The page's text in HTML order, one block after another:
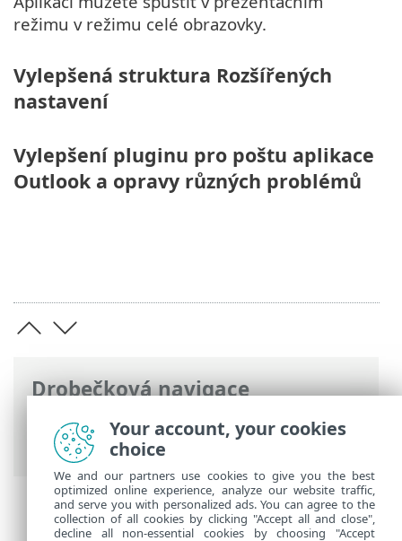
Drobečková navigace
ESET Online nápověda> ESET Endpoint
Antivirus
>Přehled > Co je nového?
režimu v režimu celé obrazovky.
Vylepšená struktura Rozšířených
nastavení
Vylepšení pluginu pro poštu aplikace
Outlook a opravy různých problémů
Your account, your cookies
choice
We and our partners use cookies to give you the best
optimized online experience, analyze our website traffic,
and serve you with personalized ads. You can agree to the
collection of all cookies by clicking "Accept all and close",
decline all non-essential cookies by choosing "Accept